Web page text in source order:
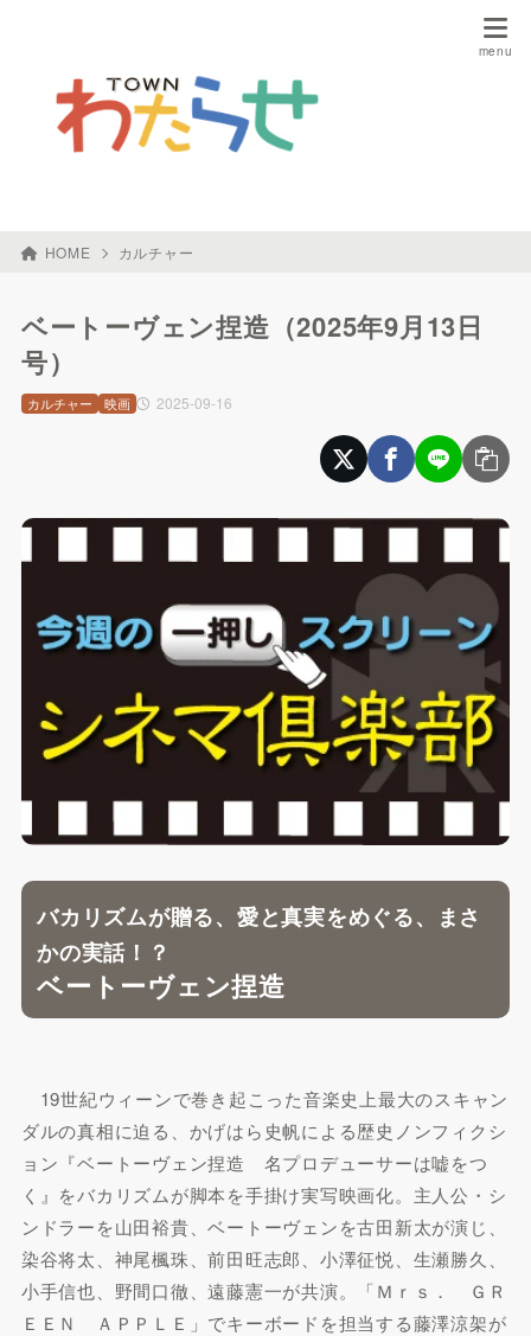
HOME カルチャー
ベートーヴェン捏造（2025年9月13日
号）
2025-09-16
カルチャー 映画
バカリズムが贈る、愛と真実をめぐる、まさ
かの実話！？
ベートーヴェン捏造
19世紀ウィーンで巻き起こった音楽史上最大のスキャン
ダルの真相に迫る、かげはら史帆による歴史ノンフィクシ
ョン『ベートーヴェン捏造 名プロデューサーは嘘をつ
く』をバカリズムが脚本を手掛け実写映画化。主人公・シ
ンドラーを山田裕貴、ベートーヴェンを古田新太が演じ、
染谷将太、神尾楓珠、前田旺志郎、小澤征悦、生瀬勝久、
小手信也、野間口徹、遠藤憲一が共演。「Ｍｒｓ． ＧＲ
ＥＥＮ ＡＰＰＬＥ」でキーボードを担当する藤澤涼架が